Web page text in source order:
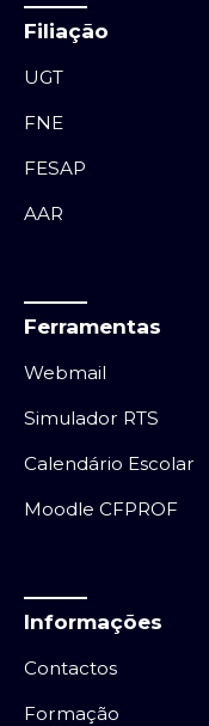
Filiação
UGT
FNE
FESAP
AAR
Ferramentas
Webmail
Simulador RTS
Calendário Escolar
Moodle CFPROF
Informações
Contactos
Formação